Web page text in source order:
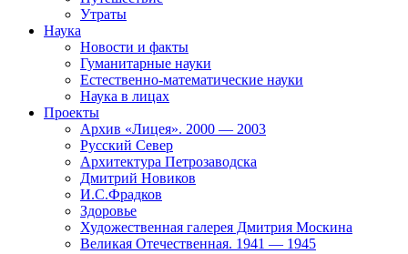
Утраты
Наука
Новости и факты
Гуманитарные науки
Естественно-математические науки
Наука в лицах
Проекты
Архив «Лицея». 2000 — 2003
Русский Север
Архитектура Петрозаводска
Дмитрий Новиков
И.С.Фрадков
Здоровье
Художественная галерея Дмитрия Москина
Великая Отечественная. 1941 — 1945